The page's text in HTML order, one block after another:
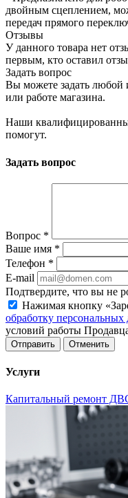
двойным сцеплением,
передач прямого
Отзывы
У данного товара нет
первым, кто оставил
Задать вопрос
Вы можете задать любой
или работе магазина.
Наши
помогут.
Задать вопрос
Вопрос *
Ваше имя *
Телефон *
E-mail
Подтвердите, что вы не
Нажимая кнопку
обработку
условий работы
Отменить
Услуги
Капитальный ремонт